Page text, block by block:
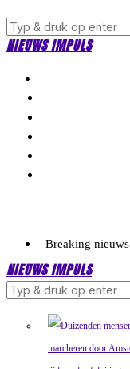
NIEUWS IMPULS
Breaking nieuws
Politiek
NIEUWS IMPULS